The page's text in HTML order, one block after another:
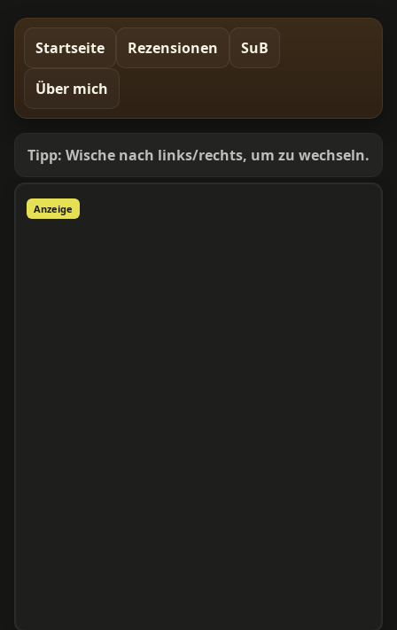
Startseite Rezensionen SuB
Über mich
Tipp: Wische nach links/rechts, um zu wechseln.
Anzeige